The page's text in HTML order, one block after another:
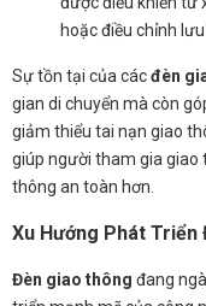
hoặc điều chỉnh
Sự tồn tại của cácđèn
gian di chuyển mà còn
giảm thiểu tai nạn giao
giúp người tham gia giao
thông an toàn hơn.
Xu Hướng Phát
Đèn giao thông đang